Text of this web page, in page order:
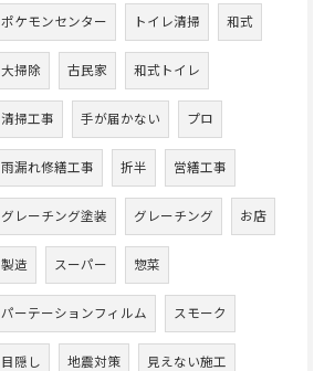
ポケモンセンター トイレ清掃 和式
大掃除 古民家 和式トイレ
清掃工事 手が届かない プロ
雨漏れ修繕工事 折半 営繕工事
グレーチング塗装 グレーチング お店
製造 スーパー 惣菜
パーテーションフィルム スモーク
目隠し 地震対策 見えない施工